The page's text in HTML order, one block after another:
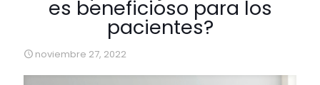
es beneficioso para los
pacientes?
noviembre 27, 2022